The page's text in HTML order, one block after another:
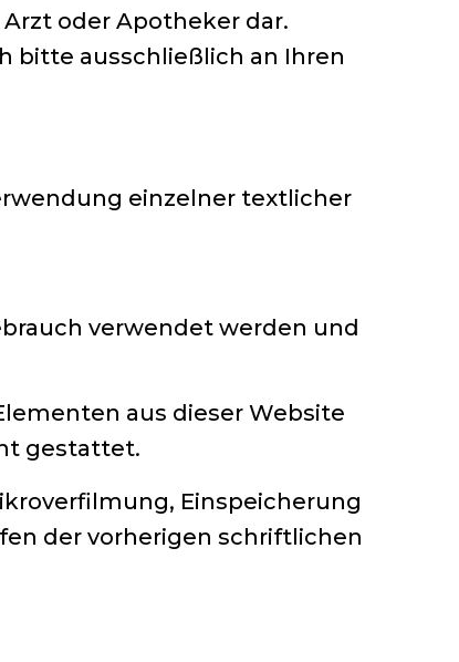
oder Apotheker dar.
bitte ausschließlich an Ihren
einzelner textlicher
verwendet werden und
aus dieser Website
gestattet.
Einspeicherung
der vorherigen schriftlichen